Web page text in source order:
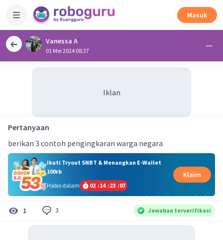
Masuk
Vanessa A
01 Mei 2024 08:37
Iklan
Pertanyaan
berikan 3 contoh pengingkaran warga negara
Ikuti Tryout SNBT & Menangkan E-Wallet
100rb
Habis dalam
02 :14 :23 :06
Klaim
1 3 Jawaban terverifikasi